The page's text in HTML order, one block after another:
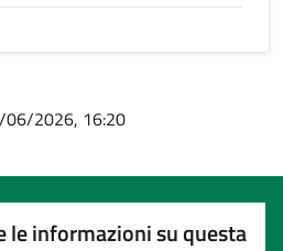
06/2026, 16:20
le informazioni su questa